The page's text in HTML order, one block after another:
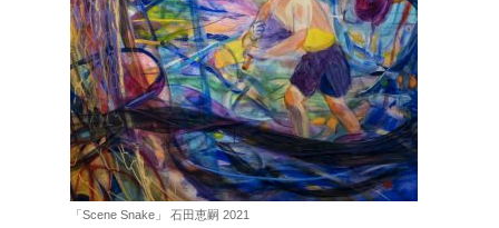
「Scene Snake」 石田恵嗣 2021